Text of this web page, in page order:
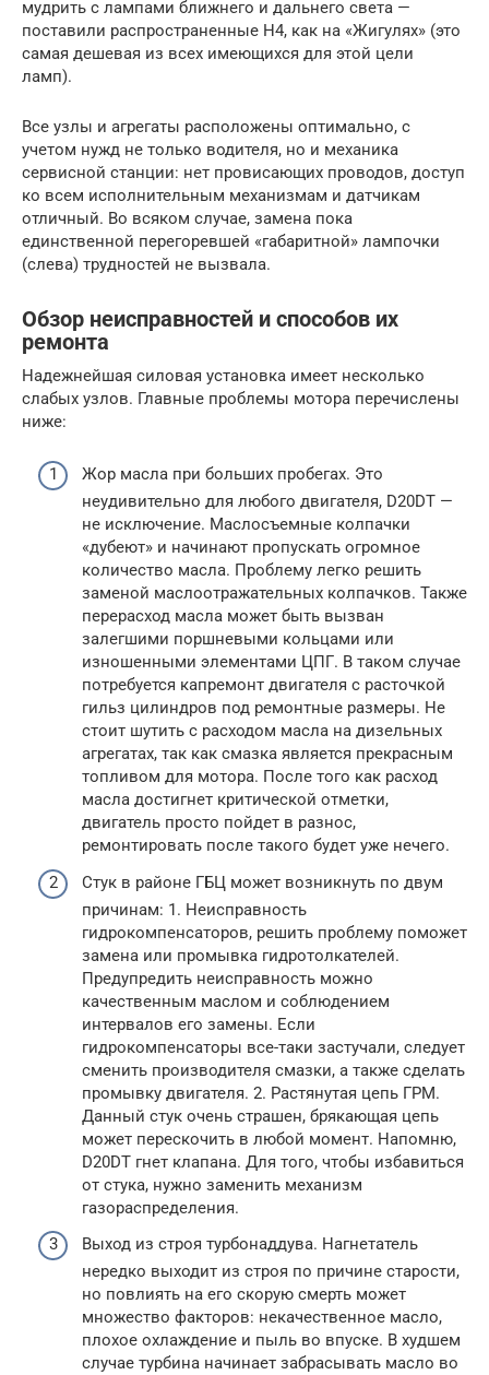
мудрить с лампами ближнего и дальнего света —
поставили распространенные Н4, как на «Жигулях» (это
самая дешевая из всех имеющихся для этой цели
ламп).
Все узлы и агрегаты расположены оптимально, с
учетом нужд не только водителя, но и механика
сервисной станции: нет провисающих проводов, доступ
ко всем исполнительным механизмам и датчикам
отличный. Во всяком случае, замена пока
единственной перегоревшей «габаритной» лампочки
(слева) трудностей не вызвала.
Обзор неисправностей и способов их
ремонта
Надежнейшая силовая установка имеет несколько
слабых узлов. Главные проблемы мотора перечислены
ниже:
Жор масла при больших пробегах. Это
неудивительно для любого двигателя, D20DT —
не исключение. Маслосъемные колпачки
«дубеют» и начинают пропускать огромное
количество масла. Проблему легко решить
заменой маслоотражательных колпачков. Также
перерасход масла может быть вызван
залегшими поршневыми кольцами или
изношенными элементами ЦПГ. В таком случае
потребуется капремонт двигателя с расточкой
гильз цилиндров под ремонтные размеры. Не
стоит шутить с расходом масла на дизельных
агрегатах, так как смазка является прекрасным
топливом для мотора. После того как расход
масла достигнет критической отметки,
двигатель просто пойдет в разнос,
ремонтировать после такого будет уже нечего.
Стук в районе ГБЦ может возникнуть по двум
причинам: 1. Неисправность
гидрокомпенсаторов, решить проблему поможет
замена или промывка гидротолкателей.
Предупредить неисправность можно
качественным маслом и соблюдением
интервалов его замены. Если
гидрокомпенсаторы все-таки застучали, следует
сменить производителя смазки, а также сделать
промывку двигателя. 2. Растянутая цепь ГРМ.
Данный стук очень страшен, брякающая цепь
может перескочить в любой момент. Напомню,
D20DT гнет клапана. Для того, чтобы избавиться
от стука, нужно заменить механизм
газораспределения.
Выход из строя турбонаддува. Нагнетатель
нередко выходит из строя по причине старости,
но повлиять на его скорую смерть может
множество факторов: некачественное масло,
плохое охлаждение и пыль во впуске. В худшем
случае турбина начинает забрасывать масло во